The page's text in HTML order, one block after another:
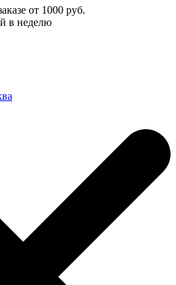
от 1000 руб.
в неделю